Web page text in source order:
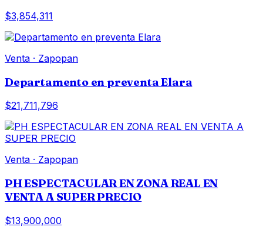
$3,854,311
Venta · Zapopan
Departamento en preventa Elara
$21,711,796
Venta · Zapopan
PH ESPECTACULAR EN ZONA REAL EN
VENTA A SUPER PRECIO
$13,900,000